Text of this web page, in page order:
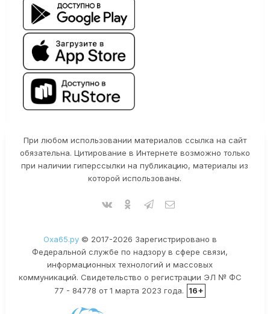
При любом использовании материалов ссылка на сайт
обязательна. Цитирование в Интернете возможно только
при наличии гиперссылки на публикацию, материалы из
которой использованы.
Оха65.ру© 2017-2026 Зарегистрировано в
Федеральной службе по надзору в сфере связи,
информационных технологий и массовых
коммуникаций. Свидетельство о регистрации ЭЛ № ФС
77 - 84778 от 1 марта 2023 года.
16+